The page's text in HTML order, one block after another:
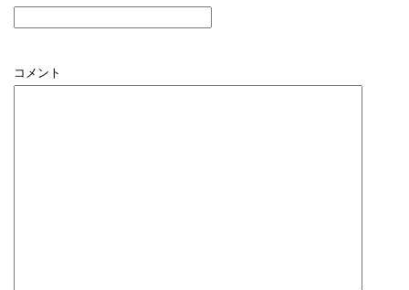
コメント